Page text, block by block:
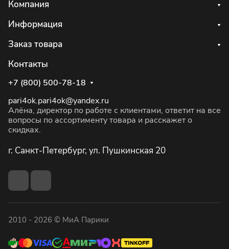
Компания
Информация
Заказ товара
Контакты
+7 (800) 500-78-18
pari4ok.pari4ok@yandex.ru
Алёна, директор по работе с клиентами, ответит на все
вопросы по ассортименту товара и расскажет о
скидках.
г. Санкт-Петербург, ул. Пушкинская 20
2010 - 2026 © МиА Парики